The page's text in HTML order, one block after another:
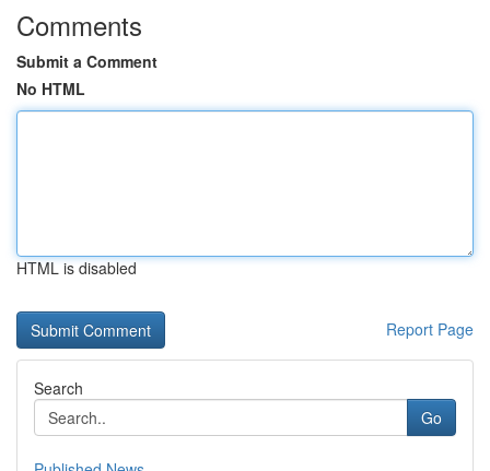
Comments
Submit a Comment
No HTML
HTML is disabled
Report Page
Search
Go